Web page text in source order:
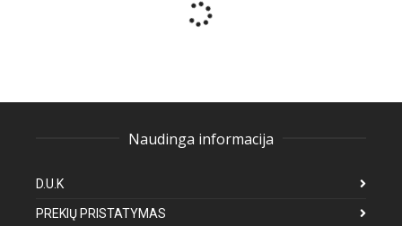
Naudinga informacija
D.U.K
PREKIŲ PRISTATYMAS